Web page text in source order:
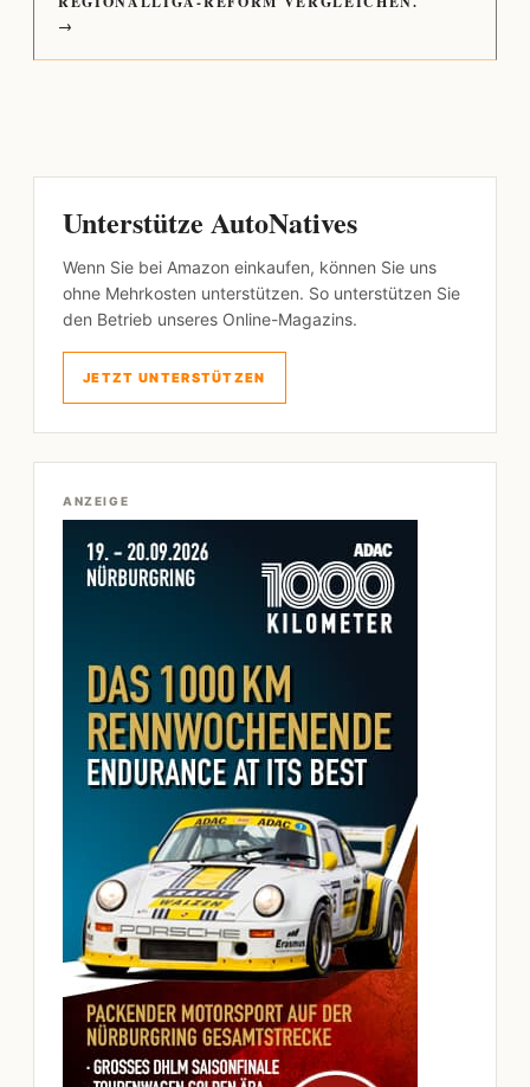
→
Unterstütze AutoNatives
Wenn Sie bei Amazon einkaufen, können Sie uns
ohne Mehrkosten unterstützen. So unterstützen Sie
den Betrieb unseres Online-Magazins.
JETZT UNTERSTÜTZEN
ANZEIGE